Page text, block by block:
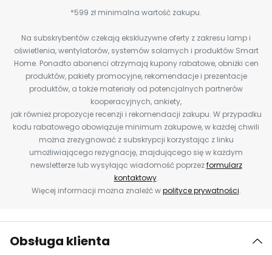
*599 zł minimalna wartość zakupu.
Na subskrybentów czekają ekskluzywne oferty z zakresu lamp i
oświetlenia, wentylatorów, systemów solarnych i produktów Smart
Home. Ponadto abonenci otrzymają kupony rabatowe, obniżki cen
produktów, pakiety promocyjne, rekomendacje i prezentacje
produktów, a także materiały od potencjalnych partnerów
kooperacyjnych, ankiety,
jak również propozycje recenzji i rekomendacji zakupu. W przypadku
kodu rabatowego obowiązuje minimum zakupowe, w każdej chwili
można zrezygnować z subskrypcji korzystając z linku
umożliwiającego rezygnację, znajdującego się w każdym
newsletterze lub wysyłając wiadomość poprzezformularz
kontaktowy.
Więcej informacji można znaleźć wpolityce prywatności.
Obsługa klienta